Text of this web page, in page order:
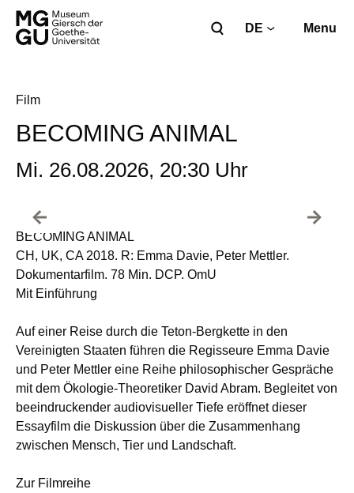
DE Menu
Film
BECOMING ANIMAL
Mi. 26.08.2026, 20:30 Uhr
BECOMING ANIMAL
CH, UK, CA 2018. R: Emma Davie, Peter Mettler.
Dokumentarfilm. 78 Min. DCP. OmU
Mit Einführung
Auf einer Reise durch die Teton-Bergkette in den
Vereinigten Staaten führen die Regisseure Emma Davie
und Peter Mettler eine Reihe philosophischer Gespräche
mit dem Ökologie-Theoretiker David Abram. Begleitet von
beeindruckender audiovisueller Tiefe eröffnet dieser
Essayfilm die Diskussion über die Zusammenhang
zwischen Mensch, Tier und Landschaft.
Zur Filmreihe